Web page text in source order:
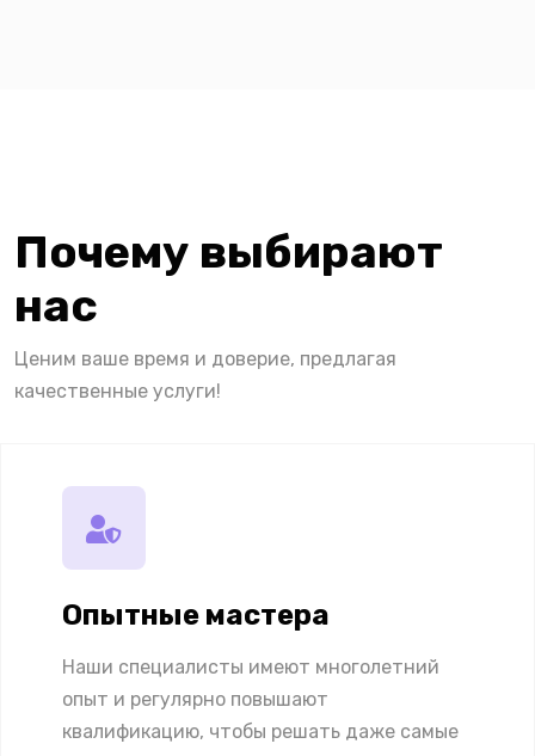
Почему выбирают
нас
Ценим ваше время и доверие, предлагая
качественные услуги!
Опытные мастера
Наши специалисты имеют многолетний
опыт и регулярно повышают
квалификацию, чтобы решать даже самые